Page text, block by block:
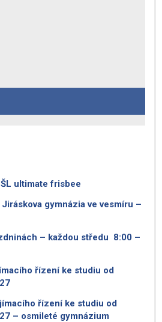
ultimate frisbee
gymnázia ve vesmíru –
– každou středu 8:00 –
řízení ke studiu od
řízení ke studiu od
– osmileté gymnázium